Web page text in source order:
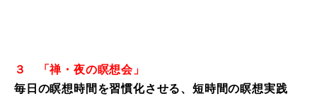
３ 「禅・夜の瞑想会」
毎日の瞑想時間を習慣化させる、 短時間の瞑想実践